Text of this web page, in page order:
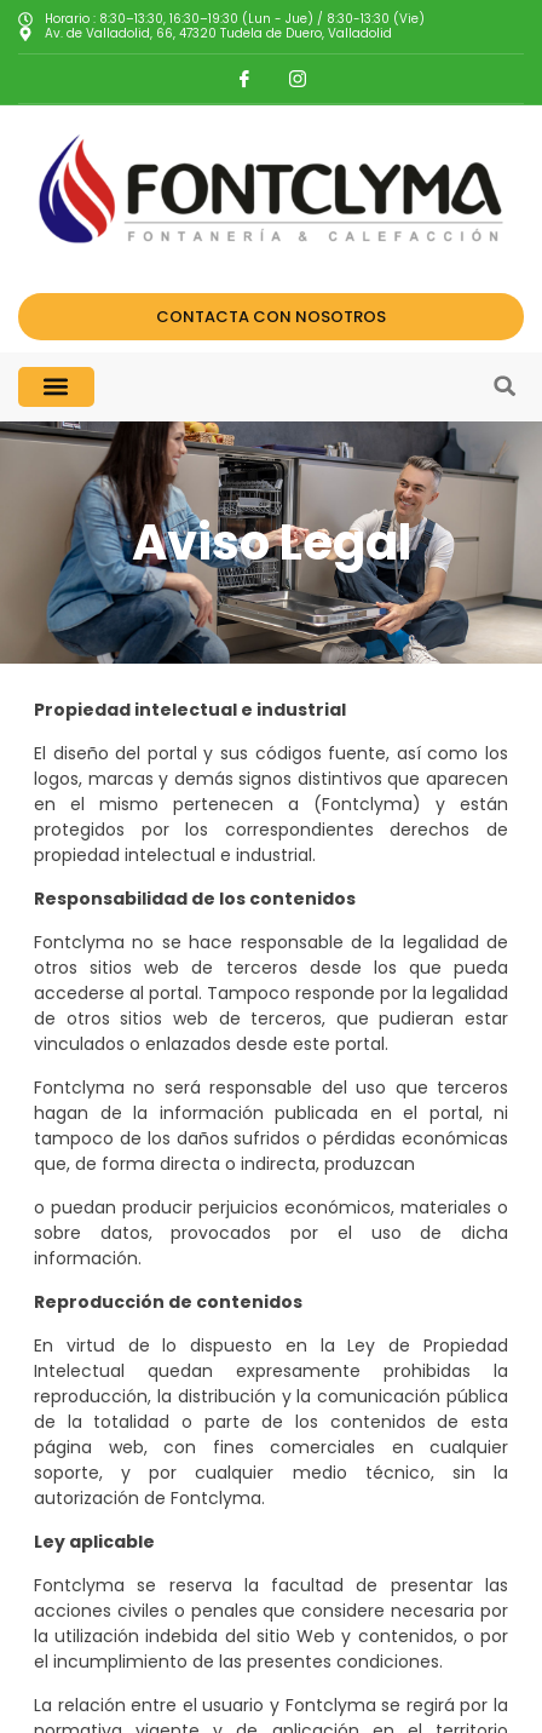
Horario : 8:30–13:30, 16:30–19:30 (Lun - Jue) / 8:30-13:30 (Vie)
Av. de Valladolid, 66, 47320 Tudela de Duero, Valladolid
CONTACTA CON NOSOTROS
Aviso Legal
Propiedad intelectual e industrial
El diseño del portal y sus códigos fuente, así como los
logos, marcas y demás signos distintivos que aparecen
en el mismo pertenecen a (Fontclyma) y están
protegidos por los correspondientes derechos de
propiedad intelectual e industrial.
Responsabilidad de los contenidos
Fontclyma no se hace responsable de la legalidad de
otros sitios web de terceros desde los que pueda
accederse al portal. Tampoco responde por la legalidad
de otros sitios web de terceros, que pudieran estar
vinculados o enlazados desde este portal.
Fontclyma no será responsable del uso que terceros
hagan de la información publicada en el portal, ni
tampoco de los daños sufridos o pérdidas económicas
que, de forma directa o indirecta, produzcan
o puedan producir perjuicios económicos, materiales o
sobre datos, provocados por el uso de dicha
información.
Reproducción de contenidos
En virtud de lo dispuesto en la Ley de Propiedad
Intelectual quedan expresamente prohibidas la
reproducción, la distribución y la comunicación pública
de la totalidad o parte de los contenidos de esta
página web, con fines comerciales en cualquier
soporte, y por cualquier medio técnico, sin la
autorización de Fontclyma.
Ley aplicable
Fontclyma se reserva la facultad de presentar las
acciones civiles o penales que considere necesaria por
la utilización indebida del sitio Web y contenidos, o por
el incumplimiento de las presentes condiciones.
La relación entre el usuario y Fontclyma se regirá por la